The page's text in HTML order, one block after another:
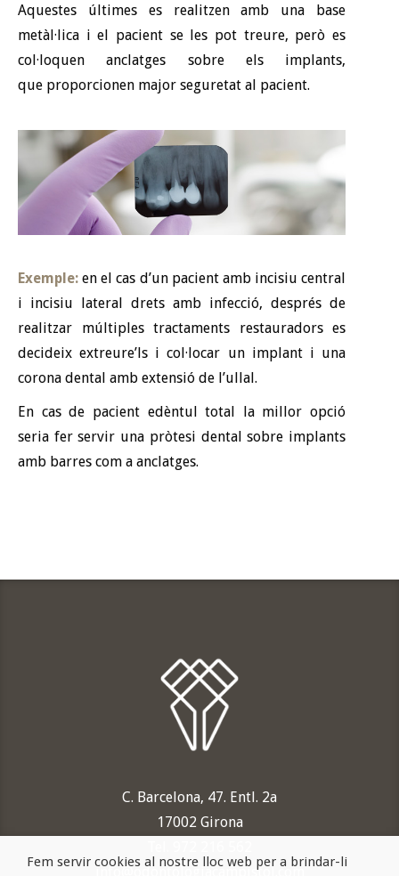
Aquestes últimes es realitzen amb una base
metàl·lica i el pacient se les pot treure, però es
col·loquen anclatges sobre els implants,
que proporcionen major seguretat al pacient.
Exemple: en el cas d’un pacient amb incisiu central
i incisiu lateral drets amb infecció, després de
realitzar múltiples tractaments restauradors es
decideix extreure’ls i col·locar un implant i una
corona dental amb extensió de l’ullal.
En cas de pacient edèntul total la millor opció
seria fer servir una pròtesi dental sobre implants
amb barres com a anclatges.
C. Barcelona, 47. Entl. 2a
17002 Girona
info@odontologiacampistol.com
Fem servir cookies al nostre lloc web per a brindar-li